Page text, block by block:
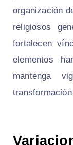
organización
religiosos
fortalecen
elementos
mantenga